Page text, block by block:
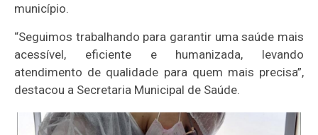
município.
“Seguimos trabalhando para garantir uma saúde mais
acessível, eficiente e humanizada, levando
atendimento de qualidade para quem mais precisa”,
destacou a Secretaria Municipal de Saúde.